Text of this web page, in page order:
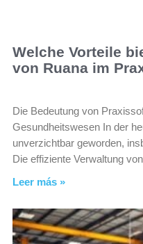
Welche Vorteile
von Ruana im
Die Bedeutung von
Gesundheitswesen In der
unverzichtbar geworden,
Die effiziente Verwaltung
Leer más »